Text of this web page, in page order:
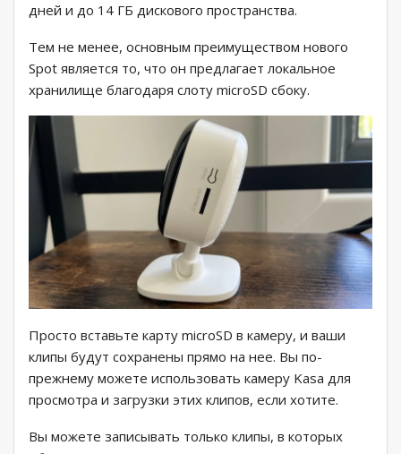
дней и до 14 ГБ дискового пространства.
Тем не менее, основным преимуществом нового
Spot является то, что он предлагает локальное
хранилище благодаря слоту microSD сбоку.
Просто вставьте карту microSD в камеру, и ваши
клипы будут сохранены прямо на нее. Вы по-
прежнему можете использовать камеру Kasa для
просмотра и загрузки этих клипов, если хотите.
Вы можете записывать только клипы, в которых